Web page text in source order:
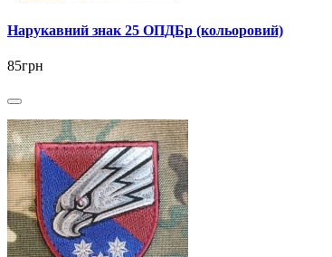
Нарукавний знак 25 ОПДБр (кольоровий)
85грн